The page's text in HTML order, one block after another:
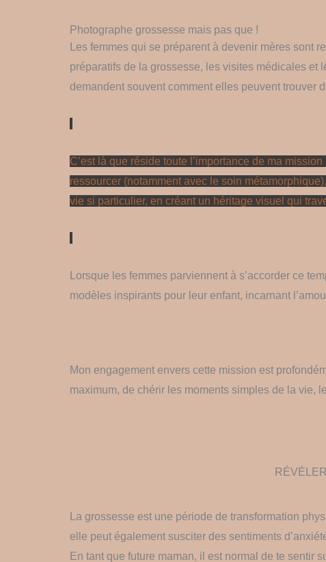
Photographe grossesse mais pas que !
Les femmes qui se préparent à devenir mères sont
préparatifs de la grossesse, les visites médicales
demandent souvent comment elles peuvent trouver
C’est là que réside toute l’importance de ma
ressourcer (notamment avec le soin
vie si particulier, en créant un héritage visuel qui
Lorsque les femmes parviennent à s’accorder ce
modèles inspirants pour leur enfant, incarnant
Mon engagement envers cette mission est
maximum, de chérir les moments simples de la vie,
La grossesse est une période de transformation
elle peut également susciter des sentiments
En tant que future maman, il est normal de te sentir